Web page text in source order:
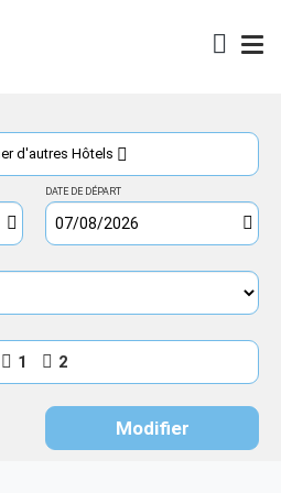
Accès
d'autres Hôtels
DATE DE DÉPART
1 2
Modifier